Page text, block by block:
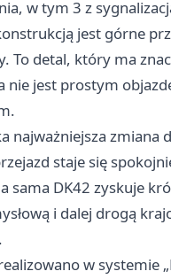
w tym 3 z
jest górne
To detal, który ma
nie jest prostym
najważniejsza zmiana
staje się
sama DK42 zyskuje
i dalej drogą
w systemie